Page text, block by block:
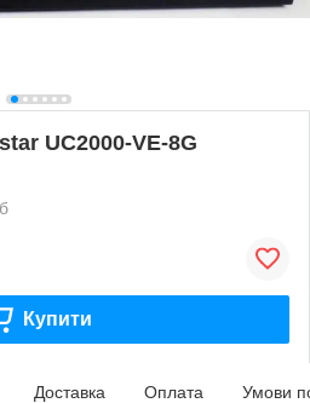
UC2000-VE-8G
Купити
Доставка Оплата Умови